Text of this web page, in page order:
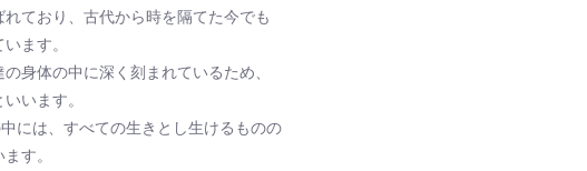
ており、古代から時を隔てた今でも
ます。
身体の中に深く刻まれているため、
います。
には、すべての生きとし生けるものの
す。